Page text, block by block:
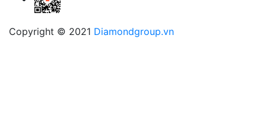
Copyright © 2021 Diamondgroup.vn